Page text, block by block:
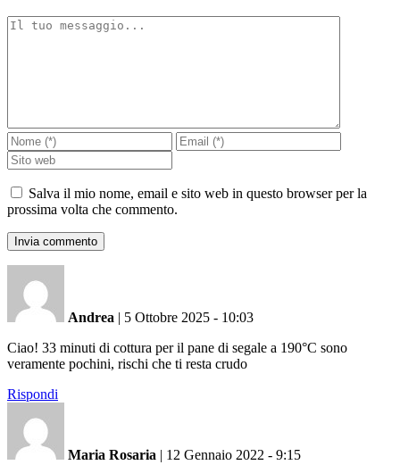
Salva il mio nome, email e sito web in questo browser per la
prossima volta che commento.
Andrea | 5 Ottobre 2025 - 10:03
Ciao! 33 minuti di cottura per il pane di segale a 190°C sono
veramente pochini, rischi che ti resta crudo
Rispondi
Maria Rosaria | 12 Gennaio 2022 - 9:15